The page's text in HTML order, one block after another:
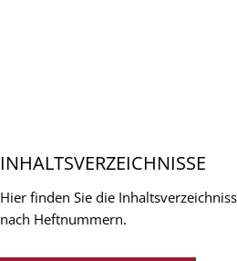
INHALTSVERZEICHNISSE
Hier finden Sie die
nach Heftnummern.